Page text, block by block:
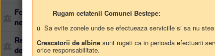
Formulare, documente
necesare
Resurse - guvernare
deschisă
» Proiect de hotărâre Nr.40/12-
societate cu răspundere limitată,
În dezbatere publică de la 12-
Rugam cetatenii Comunei Bestepe:
ü Sa evite zonele unde se efectueaza serviciile si sa nu
Crescatorii de albinesunt rugati ca in perioada efectuarii
orice responsabilitate.